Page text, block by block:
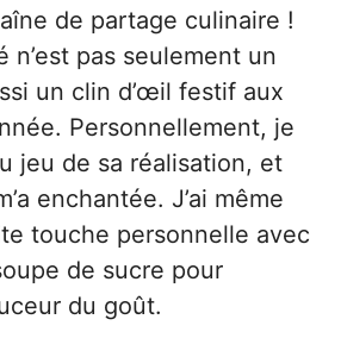
de partage culinaire !
n’est pas seulement un
un clin d’œil festif aux
Personnellement, je
jeu de sa réalisation, et
enchantée. J’ai même
touche personnelle avec
de sucre pour
du goût.